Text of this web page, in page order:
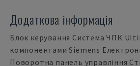
Додаткова інформація
Блок керування Система ЧПК
компонентами Siemens
Поворотна панель управління